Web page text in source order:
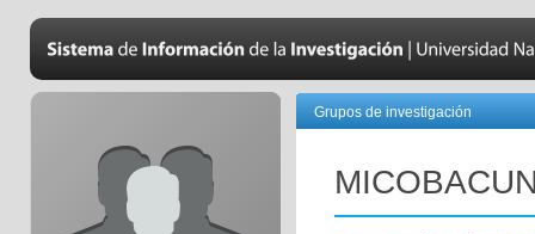
Grupos de investigación